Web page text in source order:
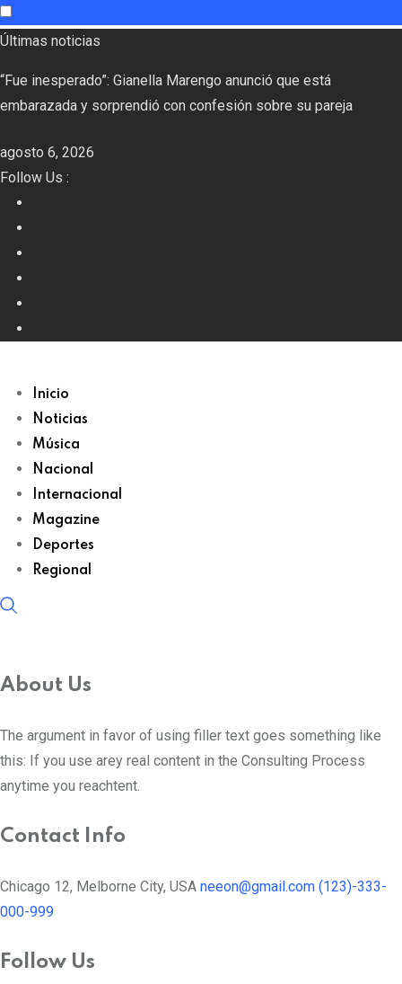
Skip
content
Últimas noticias
“Fue inesperado”: Gianella Marengo anunció que está
embarazada y sorprendió con confesión sobre su pareja
agosto 6, 2026
Follow Us :
Inicio
Noticias
Música
Nacional
Internacional
Magazine
Deportes
Regional
About Us
The argument in favor of using filler text goes something like
this: If you use arey real content in the Consulting Process
anytime you reachtent.
Contact Info
Chicago 12, Melborne City, USA neeon@gmail.com (123)-333-
000-999
Follow Us